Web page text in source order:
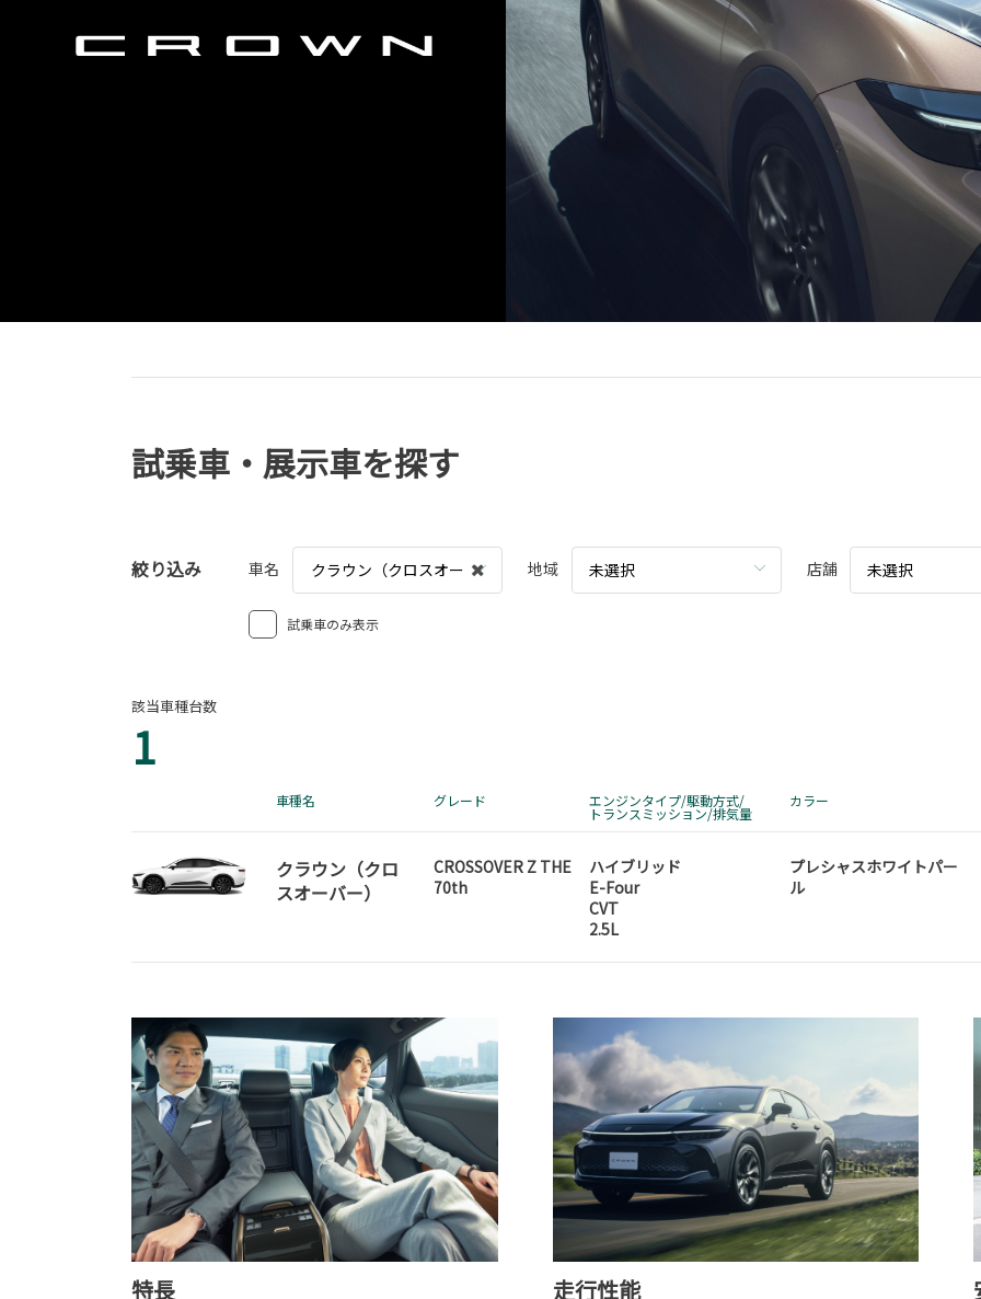
試乗車・展示車を探す
絞り込み 車名
クラウン（クロスオー
バー）
地域 未選択 店舗 未選択
試乗車のみ表示
該当車種台数
1
車種名 グレード エンジンタイプ/駆動方式/
トランスミッション/排気量
カラー
クラウン（クロ
スオーバー）
CROSSOVER Z THE
70th
ハイブリッド
E-Four
CVT
2.5L
プレシャスホワイトパー
ル
特長 走行性能